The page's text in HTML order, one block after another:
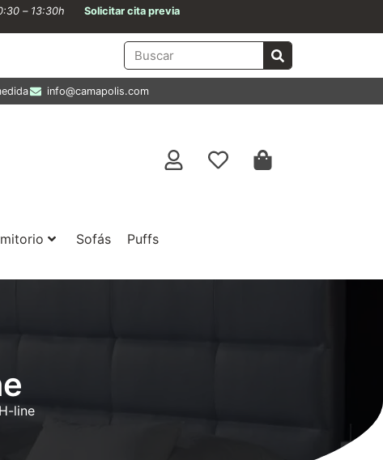
– 13:30h Solicitar cita previa
info@camapolis.com
Sofás Puffs
line